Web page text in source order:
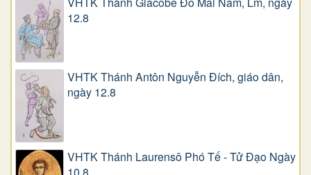
12.8
VHTK Thánh Antôn Nguyễn Ðích, giáo dân,
ngày 12.8
VHTK Thánh Laurensô Phó Tế - Tử Đạo Ngày
10.8